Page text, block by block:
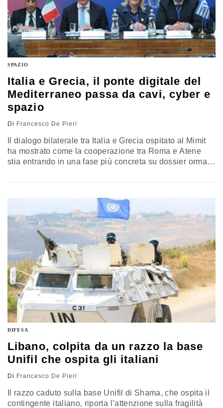
SPAZIO
Italia e Grecia, il ponte digitale del
Mediterraneo passa da cavi, cyber e
spazio
Di Francesco De Pieri
Il dialogo bilaterale tra Italia e Grecia ospitato al Mimit
ha mostrato come la cooperazione tra Roma e Atene
stia entrando in una fase più concreta su dossier ormai
il confronto ha indicato nel Mediterraneo il perimetro
strategico entro cui costruire progetti comuni,
integrazione tecnologica e autonomia condivisa
DIFESA
Libano, colpita da un razzo la base
Unifil che ospita gli italiani
Di Francesco De Pieri
Il razzo caduto sulla base Unifil di Shama, che ospita il
contingente italiano, riporta l’attenzione sulla fragilità